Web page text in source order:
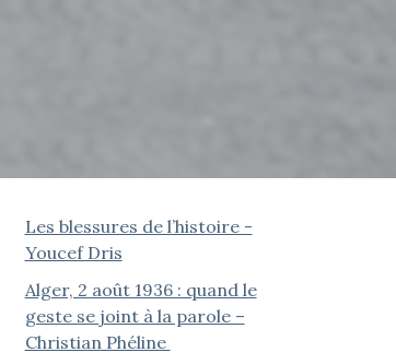
Les blessures de l’histoire -
Youcef Dris
Alger, 2 août 1936 : quand le
geste se joint à la parole –
Christian Phéline